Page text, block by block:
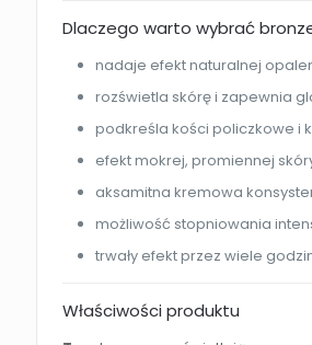
Dlaczego warto wybrać
nadaje efekt naturalnej
rozświetla skórę i zapewnia
podkreśla kości policzkowe i
efekt mokrej, promiennej
aksamitna kremowa
możliwość stopniowania
trwały efekt przez wiele
Właściwości produktu